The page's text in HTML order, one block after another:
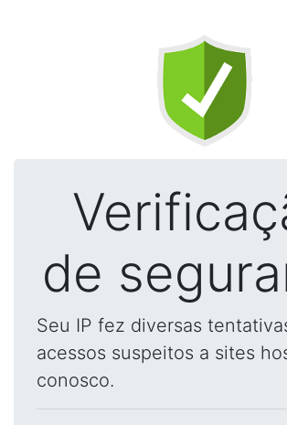
de
Seu IP fez diversas
acessos suspeitos a sites
conosco.